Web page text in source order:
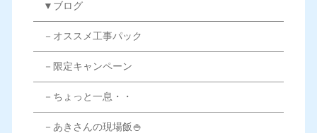
▼ブログ
－オススメ工事パック
－限定キャンペーン
－ちょっと一息・・
－あきさんの現場飯🍚